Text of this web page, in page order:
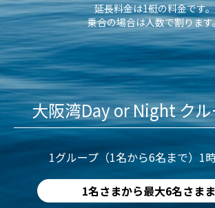
延長料金は1艇の料金です。
乗合の場合は人数で割ります
大阪湾Day or Night ク
1グループ（1名から6名まで）1
1名さまから最大6名さま